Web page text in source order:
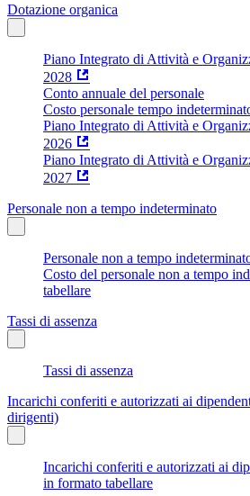
Dotazione organica
Piano Integrato di Attività e
2028
Conto annuale del personale
Costo personale tempo
Piano Integrato di Attività e
2026
Piano Integrato di Attività e
2027
Personale non a tempo indeterminato
Personale non a tempo
Costo del personale non a tempo
tabellare
Tassi di assenza
Tassi di assenza
Incarichi conferiti e autorizzati ai
dirigenti)
Incarichi conferiti e autorizzati ai
in formato tabellare